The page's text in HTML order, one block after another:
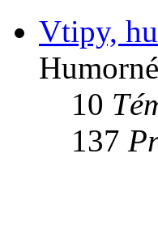
Vtipy,
10
137